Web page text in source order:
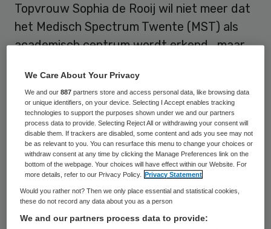
Topvrouw Sophia de Rooij wil niet meer dat
het Medisch Spectrum Twente (MST) als
academisch centrum wordt erkend , maar
dan ook een financiële bijdrage bij, oppert
ze.
De Rooij sprak zich hierover uit in een
podcastvan Radio Oost. Volgens de
bestuursvoorzitter is het topklinisch
ziekenhuis in Enschede een voorbeeld voor
de wijze waarop techniek en zorg aan
We Care About Your Privacy
We and our887 partners store and access personal data, like browsing data
or unique identifiers, on your device. Selecting I Accept enables tracking
technologies to support the purposes shown under we and our partners
process data to provide. Selecting Reject All or withdrawing your consent will
disable them. If trackers are disabled, some content and ads you see may not
be as relevant to you. You can resurface this menu to change your choices or
withdraw consent at any time by clicking the Manage Preferences link on the
bottom of the webpage. Your choices will have effect within our Website. For
more details, refer to our Privacy Policy.
Privacy Statement
Would you rather not? Then we only place essential and statistical cookies,
these do not record any data about you as a person
We and our partners process data to provide: